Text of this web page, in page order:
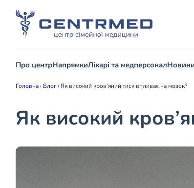
Про центрНапрямкиЛікарі та медперсоналНовини
Головна› Блог›Як високий кров’яний тиск впливає на мозок?
Як високий